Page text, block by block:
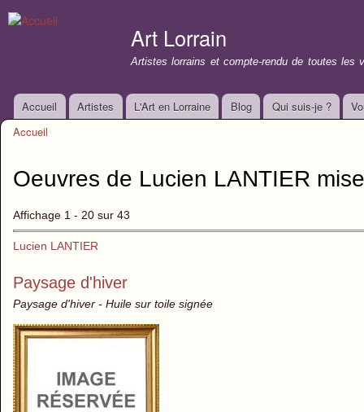
Art Lorrain
Artistes lorrains et compte-rendu de toutes les
Menu principal
Accueil Artistes L'Art en Lorraine Blog Qui suis-je ?
Accueil
Oeuvres de Lucien LANTIER
Affichage 1 - 20 sur 43
Lucien LANTIER
Paysage d'hiver
Paysage d'hiver - Huile sur toile signée